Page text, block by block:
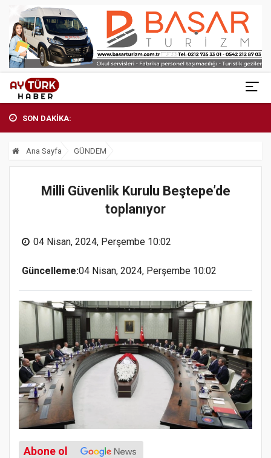
SON DAKİKA:
Ana Sayfa GÜNDEM
Milli Güvenlik Kurulu Beştepe’de
toplanıyor
04 Nisan, 2024, Perşembe 10:02
Güncelleme:04 Nisan, 2024, Perşembe 10:02
Abone ol